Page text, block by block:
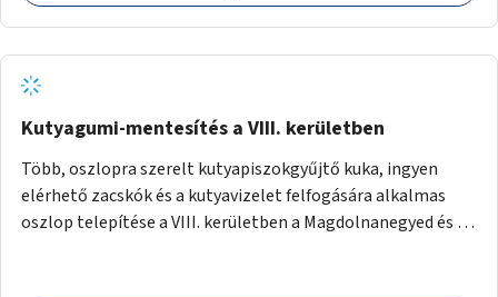
Kutyagumi-mentesítés a VIII. kerületben
Több, oszlopra szerelt kutyapiszokgyűjtő kuka, ingyen
elérhető zacskók és a kutyavizelet felfogására alkalmas
oszlop telepítése a VIII. kerületben a Magdolnanegyed és a